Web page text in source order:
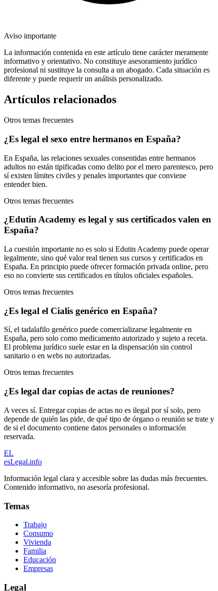
Aviso importante
La información contenida en este artículo tiene carácter meramente
informativo y orientativo. No constituye asesoramiento jurídico
profesional ni sustituye la consulta a un abogado. Cada situación es
diferente y puede requerir un análisis personalizado.
Artículos relacionados
Otros temas frecuentes
¿Es legal el sexo entre hermanos en España?
En España, las relaciones sexuales consentidas entre hermanos
adultos no están tipificadas como delito por el mero parentesco, pero
sí existen límites civiles y penales importantes que conviene
entender bien.
Otros temas frecuentes
¿Edutin Academy es legal y sus certificados valen en
España?
La cuestión importante no es solo si Edutin Academy puede operar
legalmente, sino qué valor real tienen sus cursos y certificados en
España. En principio puede ofrecer formación privada online, pero
eso no convierte sus certificados en títulos oficiales españoles.
Otros temas frecuentes
¿Es legal el Cialis genérico en España?
Sí, el tadalafilo genérico puede comercializarse legalmente en
España, pero solo como medicamento autorizado y sujeto a receta.
El problema jurídico suele estar en la dispensación sin control
sanitario o en webs no autorizadas.
Otros temas frecuentes
¿Es legal dar copias de actas de reuniones?
A veces sí. Entregar copias de actas no es ilegal por sí solo, pero
depende de quién las pide, de qué tipo de órgano o reunión se trate y
de si el documento contiene datos personales o información
reservada.
EL
esLegal.info
Información legal clara y accesible sobre las dudas más frecuentes.
Contenido informativo, no asesoría profesional.
Temas
Trabajo
Consumo
Vivienda
Familia
Educación
Empresas
Legal